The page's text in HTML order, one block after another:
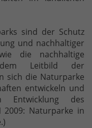
sind der Schutz
und nachhaltiger
die nachhaltige
dem Leitbild der
sich die Naturparke
entwickeln und
Entwicklung des
2009: Naturparke in